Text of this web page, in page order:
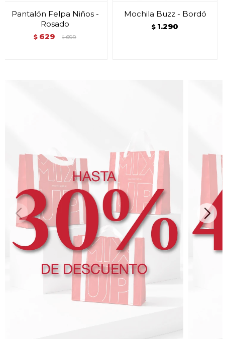
Pantalón Felpa Niños -
Rosado
$ 629 $ 699
Mochila Buzz - Bordó
$ 1.290